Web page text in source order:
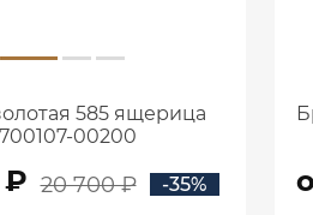
585 ящерица
00200
₽ 20 700 ₽
-35%